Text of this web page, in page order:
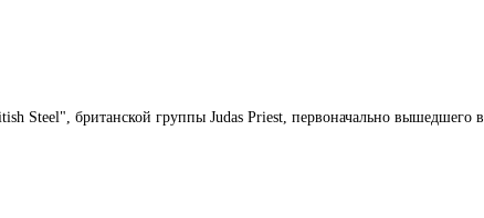
британской группы Judas Priest, первоначально вышедшего